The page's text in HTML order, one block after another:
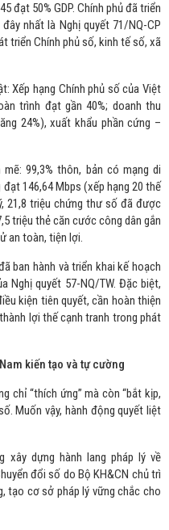
đạt 50% GDP. Chính phủ đã triển
nhất là Nghị quyết 71/NQ-CP
triển Chính phủ số, kinh tế số, xã
Xếp hạng Chính phủ số của Việt
trình đạt gần 40%; doanh thu
24%), xuất khẩu phần cứng –
99,3% thôn, bản có mạng di
146,64 Mbps (xếp hạng 20 thế
21,8 triệu chứng thư số đã được
triệu thẻ căn cước công dân gắn
an toàn, tiện lợi.
ban hành và triển khai kế hoạch
Nghị quyết 57-NQ/TW. Đặc biệt,
kiện tiên quyết, cần hoàn thiện
lợi thế cạnh tranh trong phát
kiến tạo và tự cường
chỉ “thích ứng” mà còn “bắt kịp,
Muốn vậy, hành động quyết liệt
xây dựng hành lang pháp lý về
đổi số do Bộ KH&CN chủ trì
tạo cơ sở pháp lý vững chắc cho